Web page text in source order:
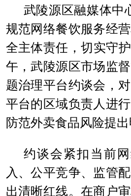
武陵源区融媒体中
规范网络餐饮服务经
全主体责任，切实守
午，武陵源区市场监
题治理平台约谈会，
平台的区域负责人进
防范外卖食品风险提
约谈会紧扣当前
入、公平竞争、监管
出清晰红线。在商户